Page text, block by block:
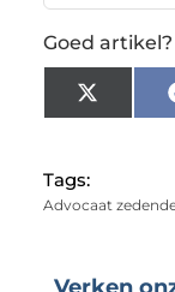
Goed
X
(Twitter)
Tags:
Advocaat